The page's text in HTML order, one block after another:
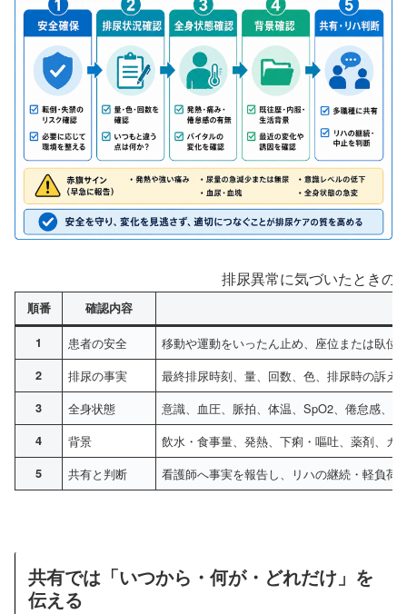
排尿異常に気づいたときの
順番 確認内容
1 患者の安全 移動や運動をいったん止め、座位または臥位
2 排尿の事実 最終排尿時刻、量、回数、色、排尿時の訴え
3 全身状態 意識、血圧、脈拍、体温、SpO2、倦怠感、
4 背景 飲水・食事量、発熱、下痢・嘔吐、薬剤、カ
5 共有と判断 看護師へ事実を報告し、リハの継続・軽負荷
共有では「いつから・何が・どれだけ」を
伝える